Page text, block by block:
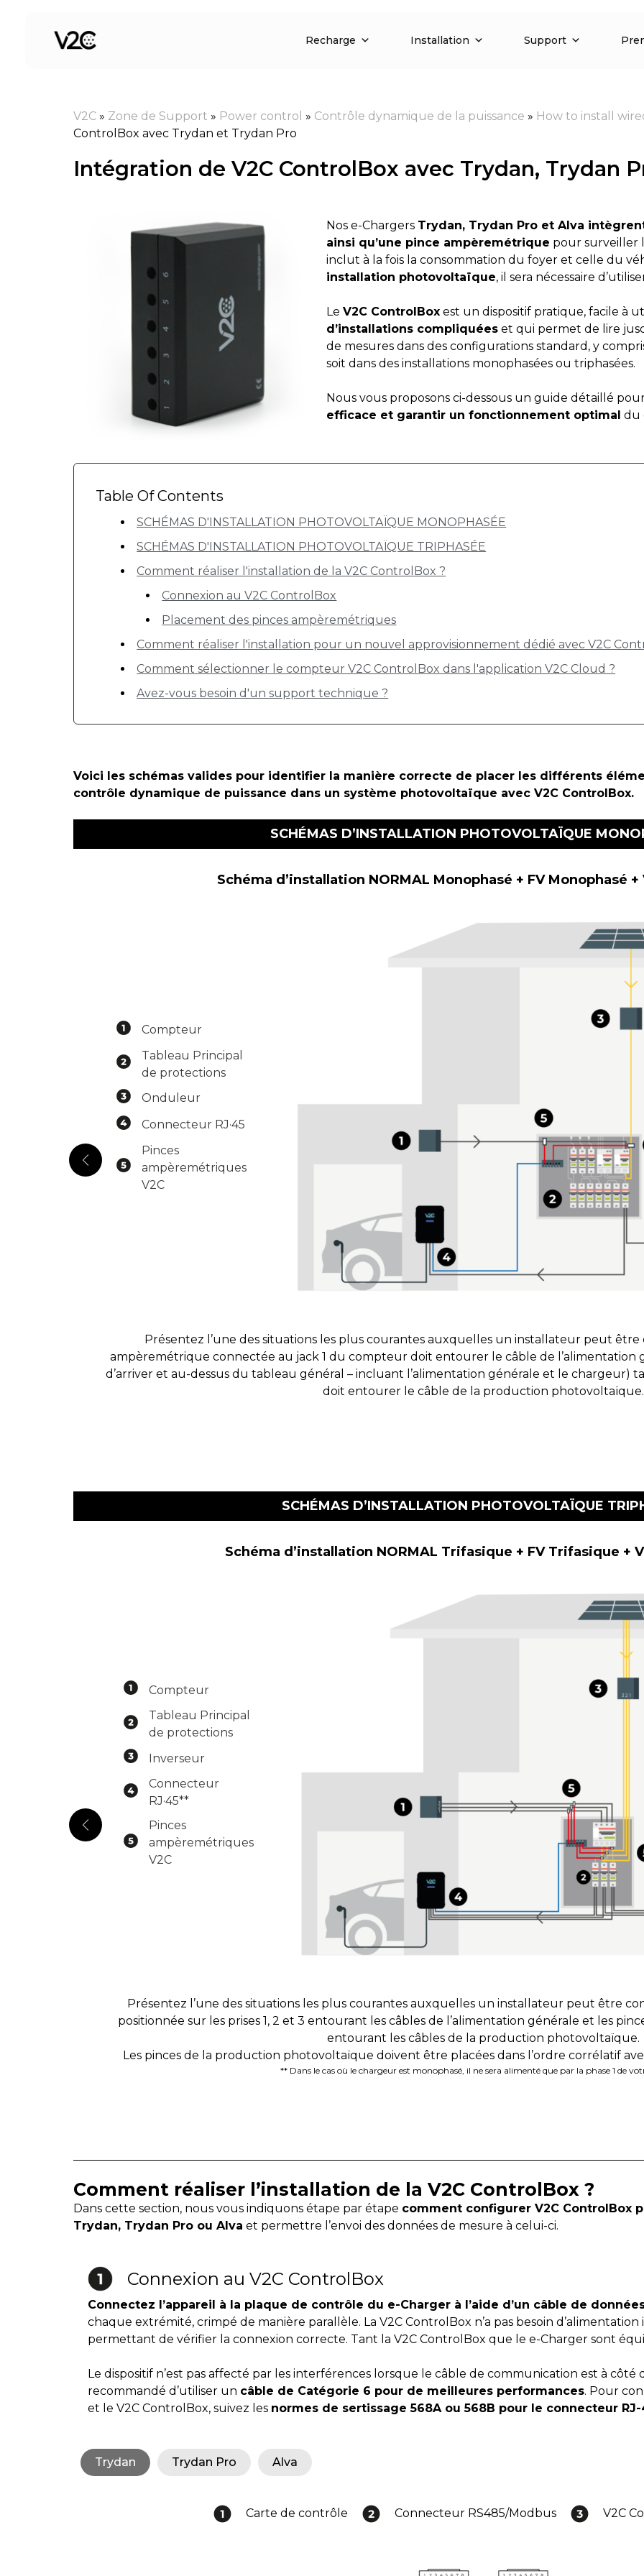
Recharge Installation Support
V2C » Zone de Support » Power control » Contrôle dynamique de la puissance » How to install
ControlBox avec Trydan et Trydan Pro
Intégration de V2C ControlBox avec Trydan, Trydan
Nos e-Chargers Trydan, Trydan Pro et Alva
ainsi qu’une pince ampèremétrique pour surveiller
inclut à la fois la consommation du foyer et celle du
installation photovoltaïque, il sera nécessaire
Le V2C ControlBox est un dispositif pratique, facile à
d’installations compliquées et qui permet de lire
de mesures dans des configurations standard, y
soit dans des installations monophasées ou triphasées.
Nous vous proposons ci-dessous un guide détaillé
efficace et garantir un fonctionnement optimal du
Table Of Contents
SCHÉMAS D'INSTALLATION PHOTOVOLTAÏQUE MONOPHASÉE
SCHÉMAS D'INSTALLATION PHOTOVOLTAÏQUE TRIPHASÉE
Comment réaliser l'installation de la V2C ControlBox ?
Connexion au V2C ControlBox
Placement des pinces ampèremétriques
Comment réaliser l'installation pour un nouvel approvisionnement dédié avec V2C
Comment sélectionner le compteur V2C ControlBox dans l'application V2C Cloud ?
Avez-vous besoin d'un support technique ?
Voici les schémas valides pour identifier la manière correcte de placer les différents
contrôle dynamique de puissance dans un système photovoltaïque avec V2C ControlBox.
SCHÉMAS D’INSTALLATION PHOTOVOLTAÏQUE
Schéma d’installation NORMAL Monophasé + FV Monophasé
Compteur
Tableau Principal
de protections
Onduleur
Connecteur RJ·45
Pinces
ampèremétriques
V2C
Présentez l’une des situations les plus courantes auxquelles un installateur peut être
ampèremétrique connectée au jack 1 du compteur doit entourer le câble de l’alimentation
d’arriver et au-dessus du tableau général – incluant l’alimentation générale et le chargeur)
doit entourer le câble de la production photovoltaïque.
SCHÉMAS D’INSTALLATION PHOTOVOLTAÏQUE
Schéma d’installation NORMAL Trifasique + FV Trifasique +
Compteur
Tableau Principal
de protections
Inverseur
Connecteur
RJ·45**
Pinces
ampèremétriques
V2C
Présentez l’une des situations les plus courantes auxquelles un installateur peut être
positionnée sur les prises 1, 2 et 3 entourant les câbles de l’alimentation générale et les
entourant les câbles de la production photovoltaïque.
Les pinces de la production photovoltaïque doivent être placées dans l’ordre corrélatif
** Dans le cas où le chargeur est monophasé, il ne sera alimenté que par la phase 1 de
Comment réaliser l’installation de la V2C ControlBox ?
Dans cette section, nous vous indiquons étape par étape comment configurer V2C ControlBox
Trydan, Trydan Pro ou Alva et permettre l’envoi des données de mesure à celui-ci.
Connexion au V2C ControlBox
Connectez l’appareil à la plaque de contrôle du e-Charger à l’aide d’un câble de
chaque extrémité, crimpé de manière parallèle. La V2C ControlBox n’a pas besoin
permettant de vérifier la connexion correcte. Tant la V2C ControlBox que le e-Charger sont
Le dispositif n’est pas affecté par les interférences lorsque le câble de communication est à côté
recommandé d’utiliser un câble de Catégorie 6 pour de meilleures performances. Pour
et le V2C ControlBox, suivez les normes de sertissage 568A ou 568B pour le connecteur RJ-
Trydan Trydan Pro Alva
Carte de contrôle Connecteur RS485/Modbus V2C